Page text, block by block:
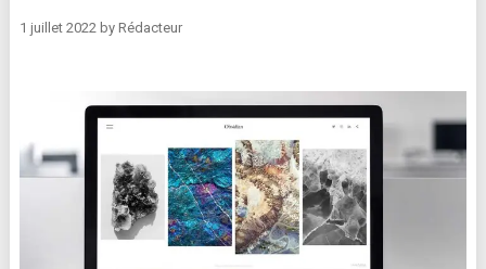
1 juillet 2022by Rédacteur